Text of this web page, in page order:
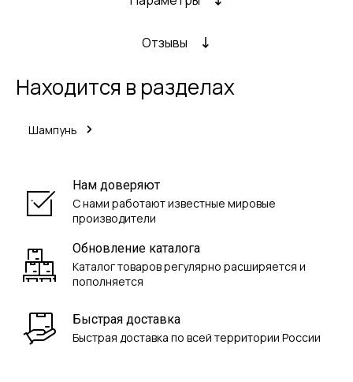
Отзывы
Находится в разделах
Шампунь
Нам доверяют
С нами работают известные мировые
производители
Обновление каталога
Каталог товаров регулярно расширяется и
пополняется
Быстрая доставка
Быстрая доставка по всей территории России